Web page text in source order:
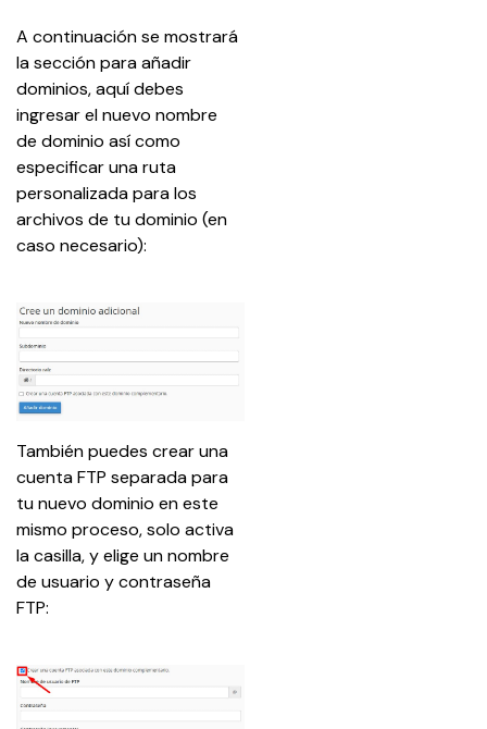
A continuación se mostrará
la sección para añadir
dominios, aquí debes
ingresar el nuevo nombre
de dominio así como
especificar una ruta
personalizada para los
archivos de tu dominio (en
caso necesario):
También puedes crear una
cuenta FTP separada para
tu nuevo dominio en este
mismo proceso, solo activa
la casilla, y elige un nombre
de usuario y contraseña
FTP: